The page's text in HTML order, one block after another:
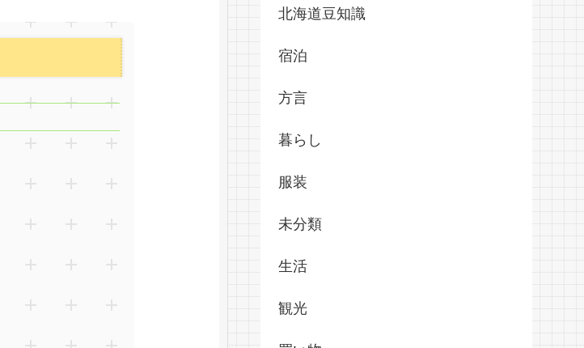
北海道豆知識
宿泊
方言
暮らし
服装
未分類
生活
観光